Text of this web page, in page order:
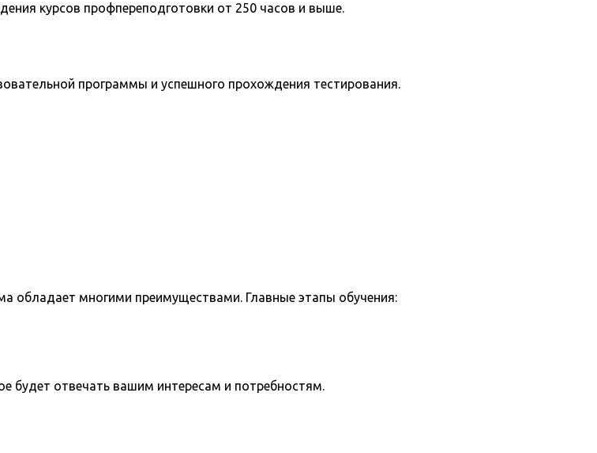
курсов профпереподготовки от 250 часов и выше.
программы и успешного прохождения тестирования.
обладает многими преимуществами. Главные этапы обучения:
будет отвечать вашим интересам и потребностям.